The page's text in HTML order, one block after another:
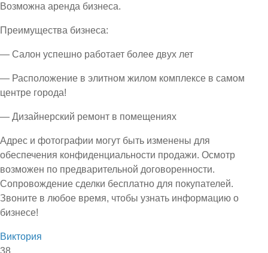
Возможна аренда бизнеса.
Преимущества бизнеса:
— Салон успешно работает более двух лет
— Расположение в элитном жилом комплексе в самом
центре города!
— Дизайнерский ремонт в помещениях
Адрес и фотографии могут быть изменены для
обеспечения конфиденциальности продажи. Осмотр
возможен по предварительной договоренности.
Сопровождение сделки бесплатно для покупателей.
Звоните в любое время, чтобы узнать информацию о
бизнесе!
Виктория
38